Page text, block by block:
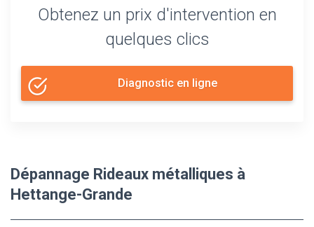
Obtenez un prix d'intervention en
quelques clics
Diagnostic en ligne
Dépannage Rideaux métalliques à
Hettange-Grande